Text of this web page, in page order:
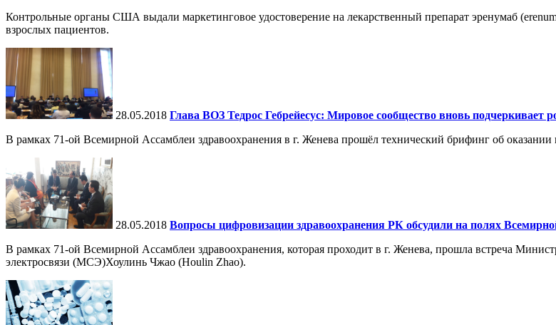
Контрольные органы США выдали маркетинговое удостоверение на лекарственный препарат эренумаб
взрослых пациентов.
28.05.2018 Глава ВОЗ Тедрос Гебрейесус: Мировое сообщество вновь
В рамках 71-ой Всемирной Ассамблеи здравоохранения в г. Женева прошёл технический брифинг об
28.05.2018 Вопросы цифровизации здравоохранения РК обсудили на полях
В рамках 71-ой Всемирной Ассамблеи здравоохранения, которая проходит в г. Женева, прошла встреча
электросвязи (МСЭ)Хоулинь Чжао (Houlin Zhao).